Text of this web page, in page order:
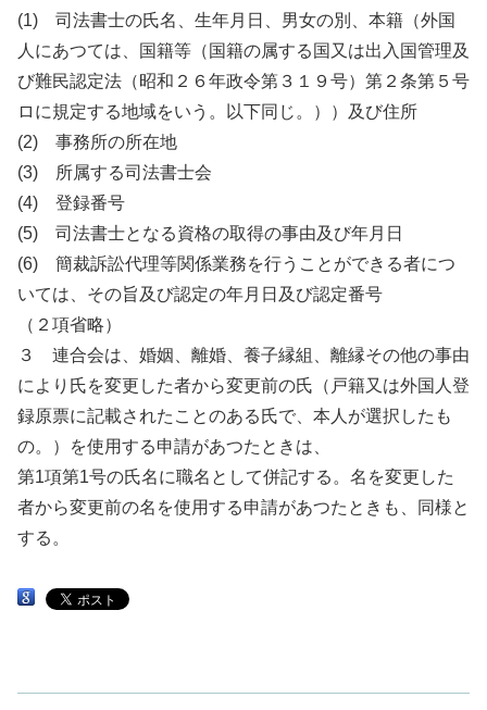
(1) 司法書士の氏名、生年月日、男女の別、本籍（外国
人にあつては、国籍等（国籍の属する国又は出入国管理及
び難民認定法（昭和２６年政令第３１９号）第２条第５号
ロに規定する地域をいう。以下同じ。））及び住所
(2) 事務所の所在地
(3) 所属する司法書士会
(4) 登録番号
(5) 司法書士となる資格の取得の事由及び年月日
(6) 簡裁訴訟代理等関係業務を行うことができる者につ
いては、その旨及び認定の年月日及び認定番号
（２項省略）
３ 連合会は、婚姻、離婚、養子縁組、離縁その他の事由
により氏を変更した者から変更前の氏（戸籍又は外国人登
録原票に記載されたことのある氏で、本人が選択したも
の。）を使用する申請があつたときは、
第1項第1号の氏名に職名として併記する。名を変更した
者から変更前の名を使用する申請があつたときも、同様と
する。